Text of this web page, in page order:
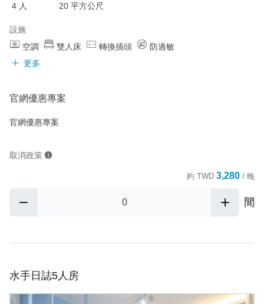
4 人
20 平方公尺
設施
空調
雙人床 轉換插頭
防過敏
更多
官網優惠專案
官網優惠專案
取消政策
約 TWD 3,280 / 晚
間
水手日誌5人房